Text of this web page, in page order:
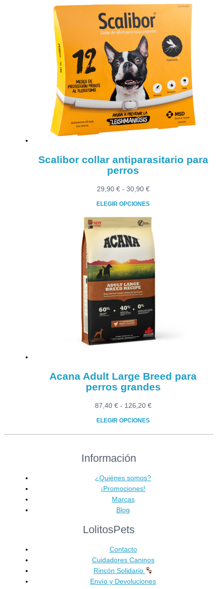
desde
15,70 €
hasta
54,90 €
producto
tiene
múltiples
variantes.
Las
opciones
se
pueden
elegir
en
la
página
Scalibor collar antiparasitario para
perros
29,90 € - 30,90 €Rango
desde
29,90 €
hasta
ELEGIR OPCIONES
Este
producto
tiene
variantes.
Las
opciones
se
pueden
elegir
en
la
Acana Adult Large Breed para
perros grandes
87,40 € - 126,20 €Rango
ELEGIR OPCIONES
Este
tiene
variantes.
Las
opciones
se
elegir
la
página
de
producto
Información
¿Quiénes somos?
¡Promociones!
Marcas
Blog
LolitosPets
Contacto
Cuidadores Caninos
Rincón Solidario
Envío y Devoluciones